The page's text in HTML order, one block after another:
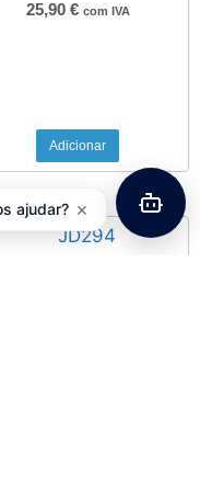
25,90 € com IVA
Adicionar
ajudar? ×